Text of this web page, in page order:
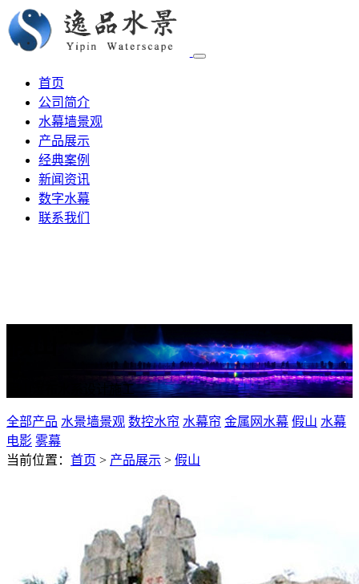
首页
公司简介
水幕墙景观
产品展示
经典案例
新闻资讯
数字水幕
联系我们
假山瀑布水系设计施工
全部产品 水景墙景观 数控水帘 水幕帘 金属网水幕 假山 水幕
电影 雾幕
当前位置： 首页 > 产品展示 > 假山